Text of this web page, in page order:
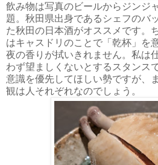
飲み物は写真のビールからジンジ
題。秋田県出身であるシェフのバ
た秋田の日本酒がオススメです。
はキャスドリのことで「乾杯」を
夜の香りが拭いきれません。私は
わず望ましくないとするスタンス
意識を優先してほしい勢ですが、
観は人それぞれなのでしょう。